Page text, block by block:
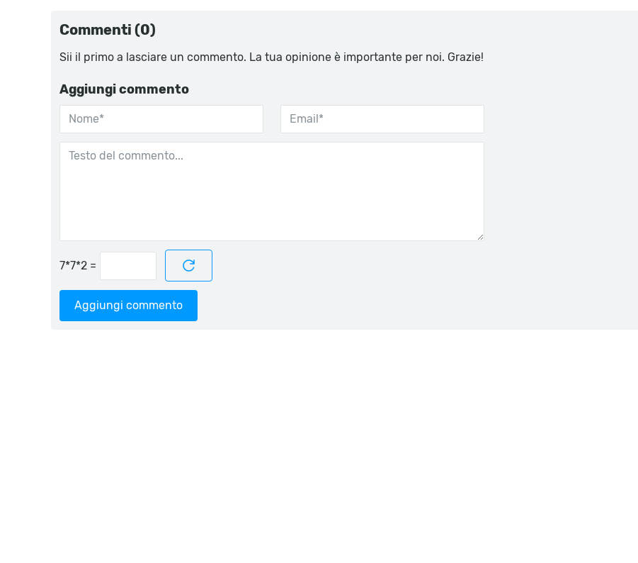
Commenti (0)
Sii il primo a lasciare un commento. La tua opinione è importante per noi. Grazie!
Aggiungi commento
=
Aggiungi commento